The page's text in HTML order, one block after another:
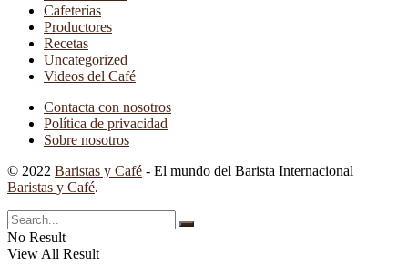
Cafeterías
Productores
Recetas
Uncategorized
Videos del Café
Contacta con nosotros
Política de privacidad
Sobre nosotros
© 2022 Baristas y Café - El mundo del Barista Internacional
Baristas y Café.
No Result
View All Result